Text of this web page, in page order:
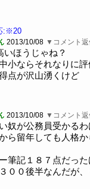
:※20
2013/10/08 ▼コメント返
いほうじゃね？
小ならそれなりに
点が沢山湧くけど
2013/10/08 ▼コメント返
奴が公務員受かる
ら留年しても人格
筆記１８７点だっ
００後半なんだが